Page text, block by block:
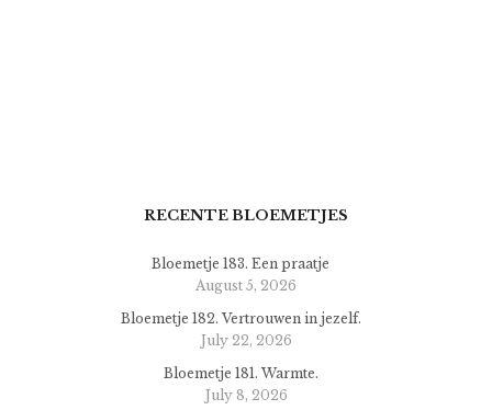
RECENTE BLOEMETJES
Bloemetje 183. Een praatje
August 5, 2026
Bloemetje 182. Vertrouwen in jezelf.
July 22, 2026
Bloemetje 181. Warmte.
July 8, 2026